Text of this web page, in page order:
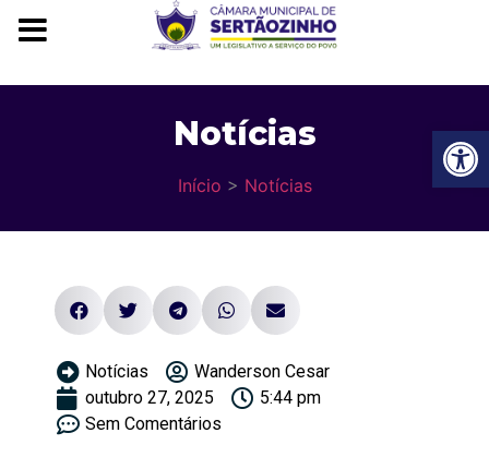
Notícias
Início > Notícias
Notícias
Wanderson Cesar
outubro 27, 2025
5:44 pm
Sem Comentários